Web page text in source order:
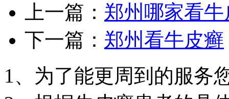
上一篇： 郑州哪家看
下一篇： 郑州看牛皮癣
1、为了能更周到的服务